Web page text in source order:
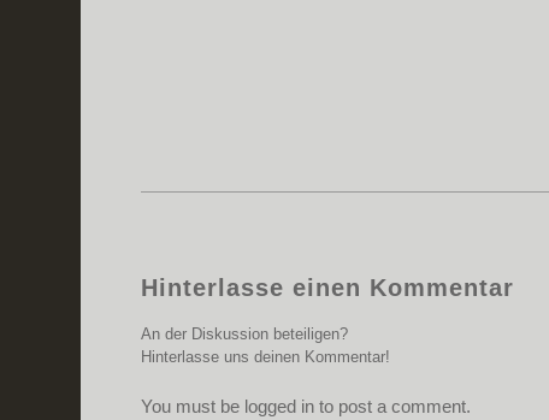
Hinterlasse einen Kommentar
An der Diskussion beteiligen?
Hinterlasse uns deinen Kommentar!
You must be logged in to post a comment.